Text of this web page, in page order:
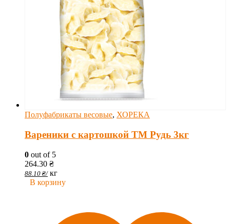
Полуфабрикаты весовые, ХОРЕКА
Вареники с картошкой ТМ Рудь 3кг
0 out of 5
264.30 ₴
88.10 ₴/ кг
В корзину